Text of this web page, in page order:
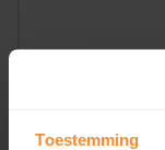
Toestemming